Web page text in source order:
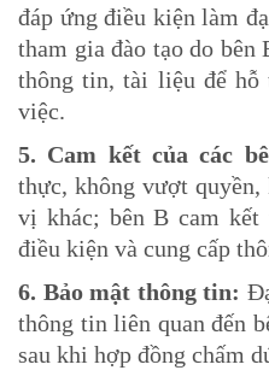
đáp ứng điều kiện làm
tham gia đào tạo do bên
thông tin, tài liệu để
việc.
5. Cam kết của các
thực, không vượt
vị khác; bên B cam kết
điều kiện và cung cấp
6. Bảo mật thông tin:
thông tin liên quan đến
sau khi hợp đồng chấm